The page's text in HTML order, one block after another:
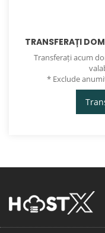
TRANSFERAȚI
Transferați acum
* Exclude